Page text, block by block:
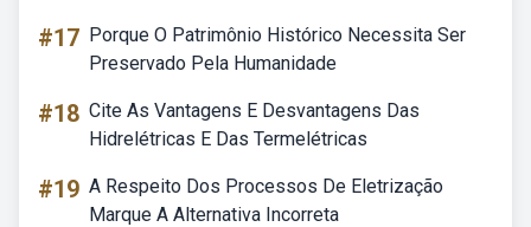
#17 Porque O Patrimônio Histórico Necessita Ser
Preservado Pela Humanidade
#18 Cite As Vantagens E Desvantagens Das
Hidrelétricas E Das Termelétricas
#19 A Respeito Dos Processos De Eletrização
Marque A Alternativa Incorreta